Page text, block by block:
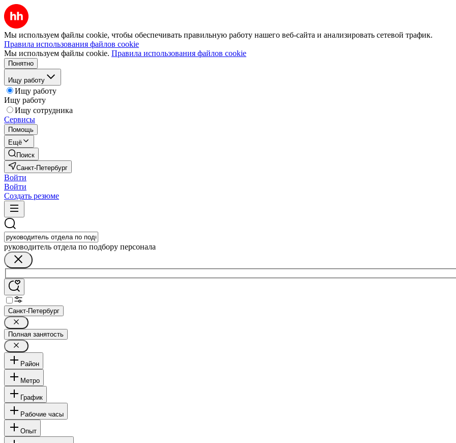
Мы используем файлы cookie, чтобы обеспечивать правильную работу нашего веб-сайта и анализировать сетевой трафик.
Правила использования файлов cookie
Мы используем файлы cookie. Правила использования файлов cookie
Понятно
Ищу работу
Ищу работу
Ищу работу
Ищу сотрудника
Сервисы
Помощь
Ещё
Поиск
Санкт-Петербург
Войти
Войти
Создать резюме
руководитель отдела по подбору персонала
Санкт-Петербург
Полная занятость
Район
Метро
График
Рабочие часы
Опыт